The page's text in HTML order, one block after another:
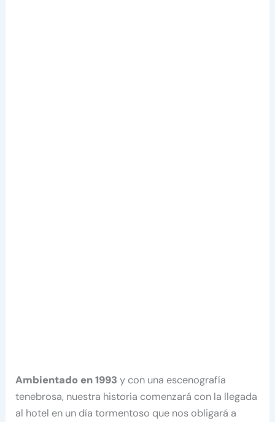
Ambientado en 1993 y con una escenografía
tenebrosa, nuestra historia comenzará con la llegada
al hotel en un día tormentoso que nos obligará a